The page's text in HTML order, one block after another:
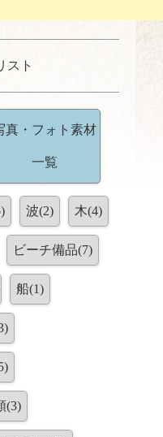
スト
真・フォト素材
一覧
波(2) 木(4)
ビーチ備品(7)
船(1)
(3)